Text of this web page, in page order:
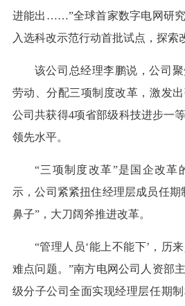
进能出……”全球首家数字电网研
入选科改示范行动首批试点，探索
该公司总经理李鹏说，公司聚
劳动、分配三项制度改革，激发
公司共获得4项省部级科技进步一
领先水平。
“三项制度改革”是国企改革
示，公司紧紧扭住经理层成员任期
鼻子”，大刀阔斧推进改革。
“管理人员‘能上不能下’，历
难点问题。”南方电网公司人资部
级分子公司全面实现经理层任期